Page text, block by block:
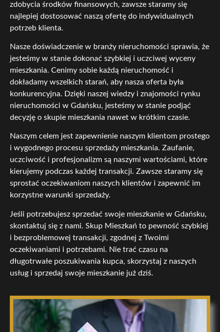
zdobycia środków finansowych, zawsze staramy się
najlepiej dostosować naszą ofertę do indywidualnych
potrzeb klienta.
Nasze doświadczenie w branży nieruchomości sprawia, że
jesteśmy w stanie dokonać szybkiej i uczciwej wyceny
mieszkania. Cenimy sobie każdą nieruchomość i
dokładamy wszelkich starań, aby nasza oferta była
konkurencyjna. Dzięki naszej wiedzy i znajomości rynku
nieruchomości w Gdańsku, jesteśmy w stanie podjąć
decyzję o skupie mieszkania nawet w krótkim czasie.
Naszym celem jest zapewnienie naszym klientom prostego
i wygodnego procesu sprzedaży mieszkania. Zaufanie,
uczciwość i profesjonalizm są naszymi wartościami, które
kierujemy podczas każdej transakcji. Zawsze staramy się
sprostać oczekiwaniom naszych klientów i zapewnić im
korzystne warunki sprzedaży.
Jeśli potrzebujesz sprzedać swoje mieszkanie w Gdańsku,
skontaktuj się z nami. Skup Mieszkań to pewność szybkiej
i bezproblemowej transakcji, zgodnej z Twoimi
oczekiwaniami i potrzebami. Nie trać czasu na
długotrwałe poszukiwania kupca, skorzystaj z naszych
usług i sprzedaj swoje mieszkanie już dziś.